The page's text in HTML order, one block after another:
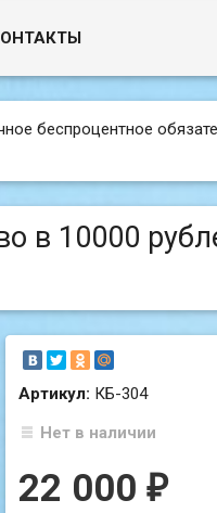
беспроцентное
в 10000
Артикул: КБ-304
Нет в наличии
22 000₽